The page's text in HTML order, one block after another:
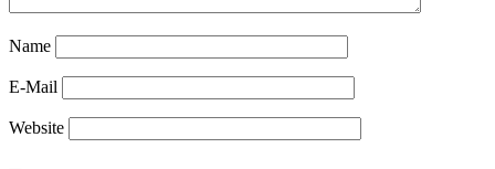
Name
E-Mail
Website